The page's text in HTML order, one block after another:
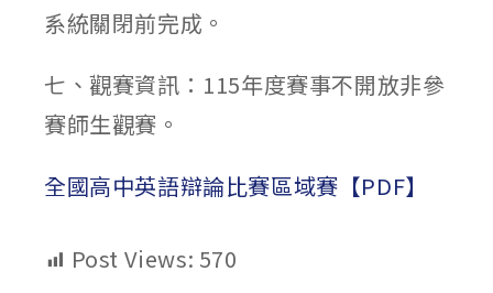
系統關閉前完成。
七、觀賽資訊：115年度賽事不開放非參
賽師生觀賽。
全國高中英語辯論比賽區域賽【PDF】
Post Views: 570